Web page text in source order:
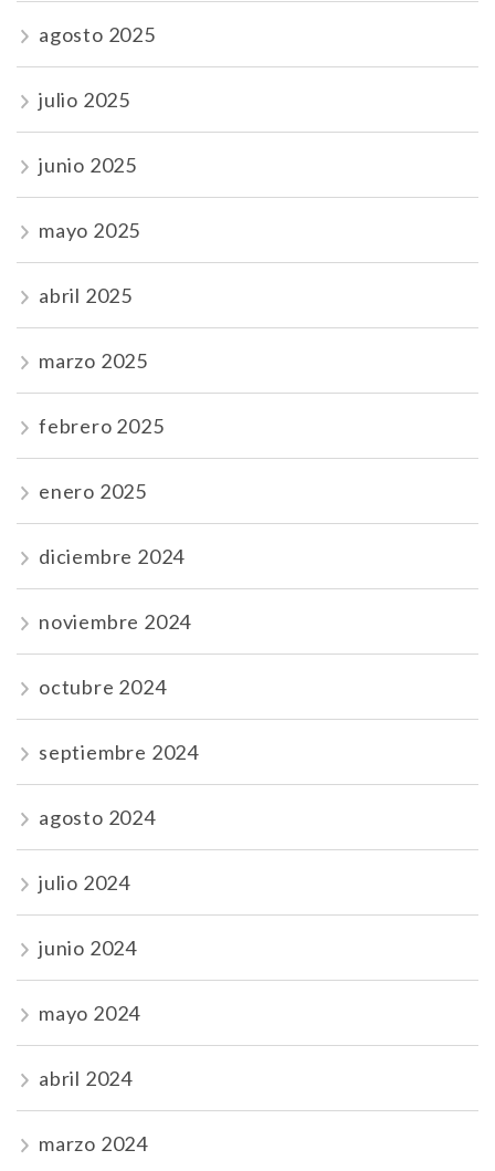
agosto 2025
julio 2025
junio 2025
mayo 2025
abril 2025
marzo 2025
febrero 2025
enero 2025
diciembre 2024
noviembre 2024
octubre 2024
septiembre 2024
agosto 2024
julio 2024
junio 2024
mayo 2024
abril 2024
marzo 2024